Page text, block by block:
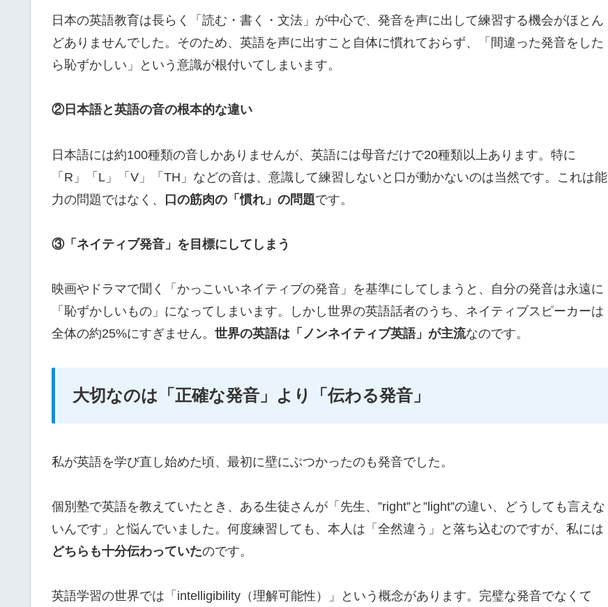
日本の英語教育は長らく「読む・書く・文法」が中心で、発音を声に出して練習する機会がほとん
どありませんでした。そのため、英語を声に出すこと自体に慣れておらず、「間違った発音をした
ら恥ずかしい」という意識が根付いてしまいます。
②日本語と英語の音の根本的な違い
日本語には約100種類の音しかありませんが、英語には母音だけで20種類以上あります。特に
「R」「L」「V」「TH」などの音は、意識して練習しないと口が動かないのは当然です。これは能
力の問題ではなく、 口の筋肉の「慣れ」の問題です。
③「ネイティブ発音」を目標にしてしまう
映画やドラマで聞く「かっこいいネイティブの発音」を基準にしてしまうと、自分の発音は永遠に
「恥ずかしいもの」になってしまいます。しかし世界の英語話者のうち、ネイティブスピーカーは
全体の約25%にすぎません。 世界の英語は「ノンネイティブ英語」が主流なのです。
大切なのは「正確な発音」より「伝わる発音」
私が英語を学び直し始めた頃、最初に壁にぶつかったのも発音でした。
個別塾で英語を教えていたとき、ある生徒さんが「先生、”right”と”light”の違い、どうしても言えな
いんです」と悩んでいました。何度練習しても、本人は「全然違う」と落ち込むのですが、私には
どちらも十分伝わっていたのです。
英語学習の世界では「intelligibility（理解可能性）」という概念があります。完璧な発音でなくて